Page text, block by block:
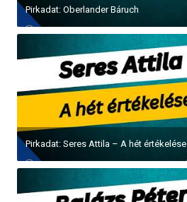
Pirkadat: Oberlander Báruch
Pirkadat: Seres Attila – A hét értékelése